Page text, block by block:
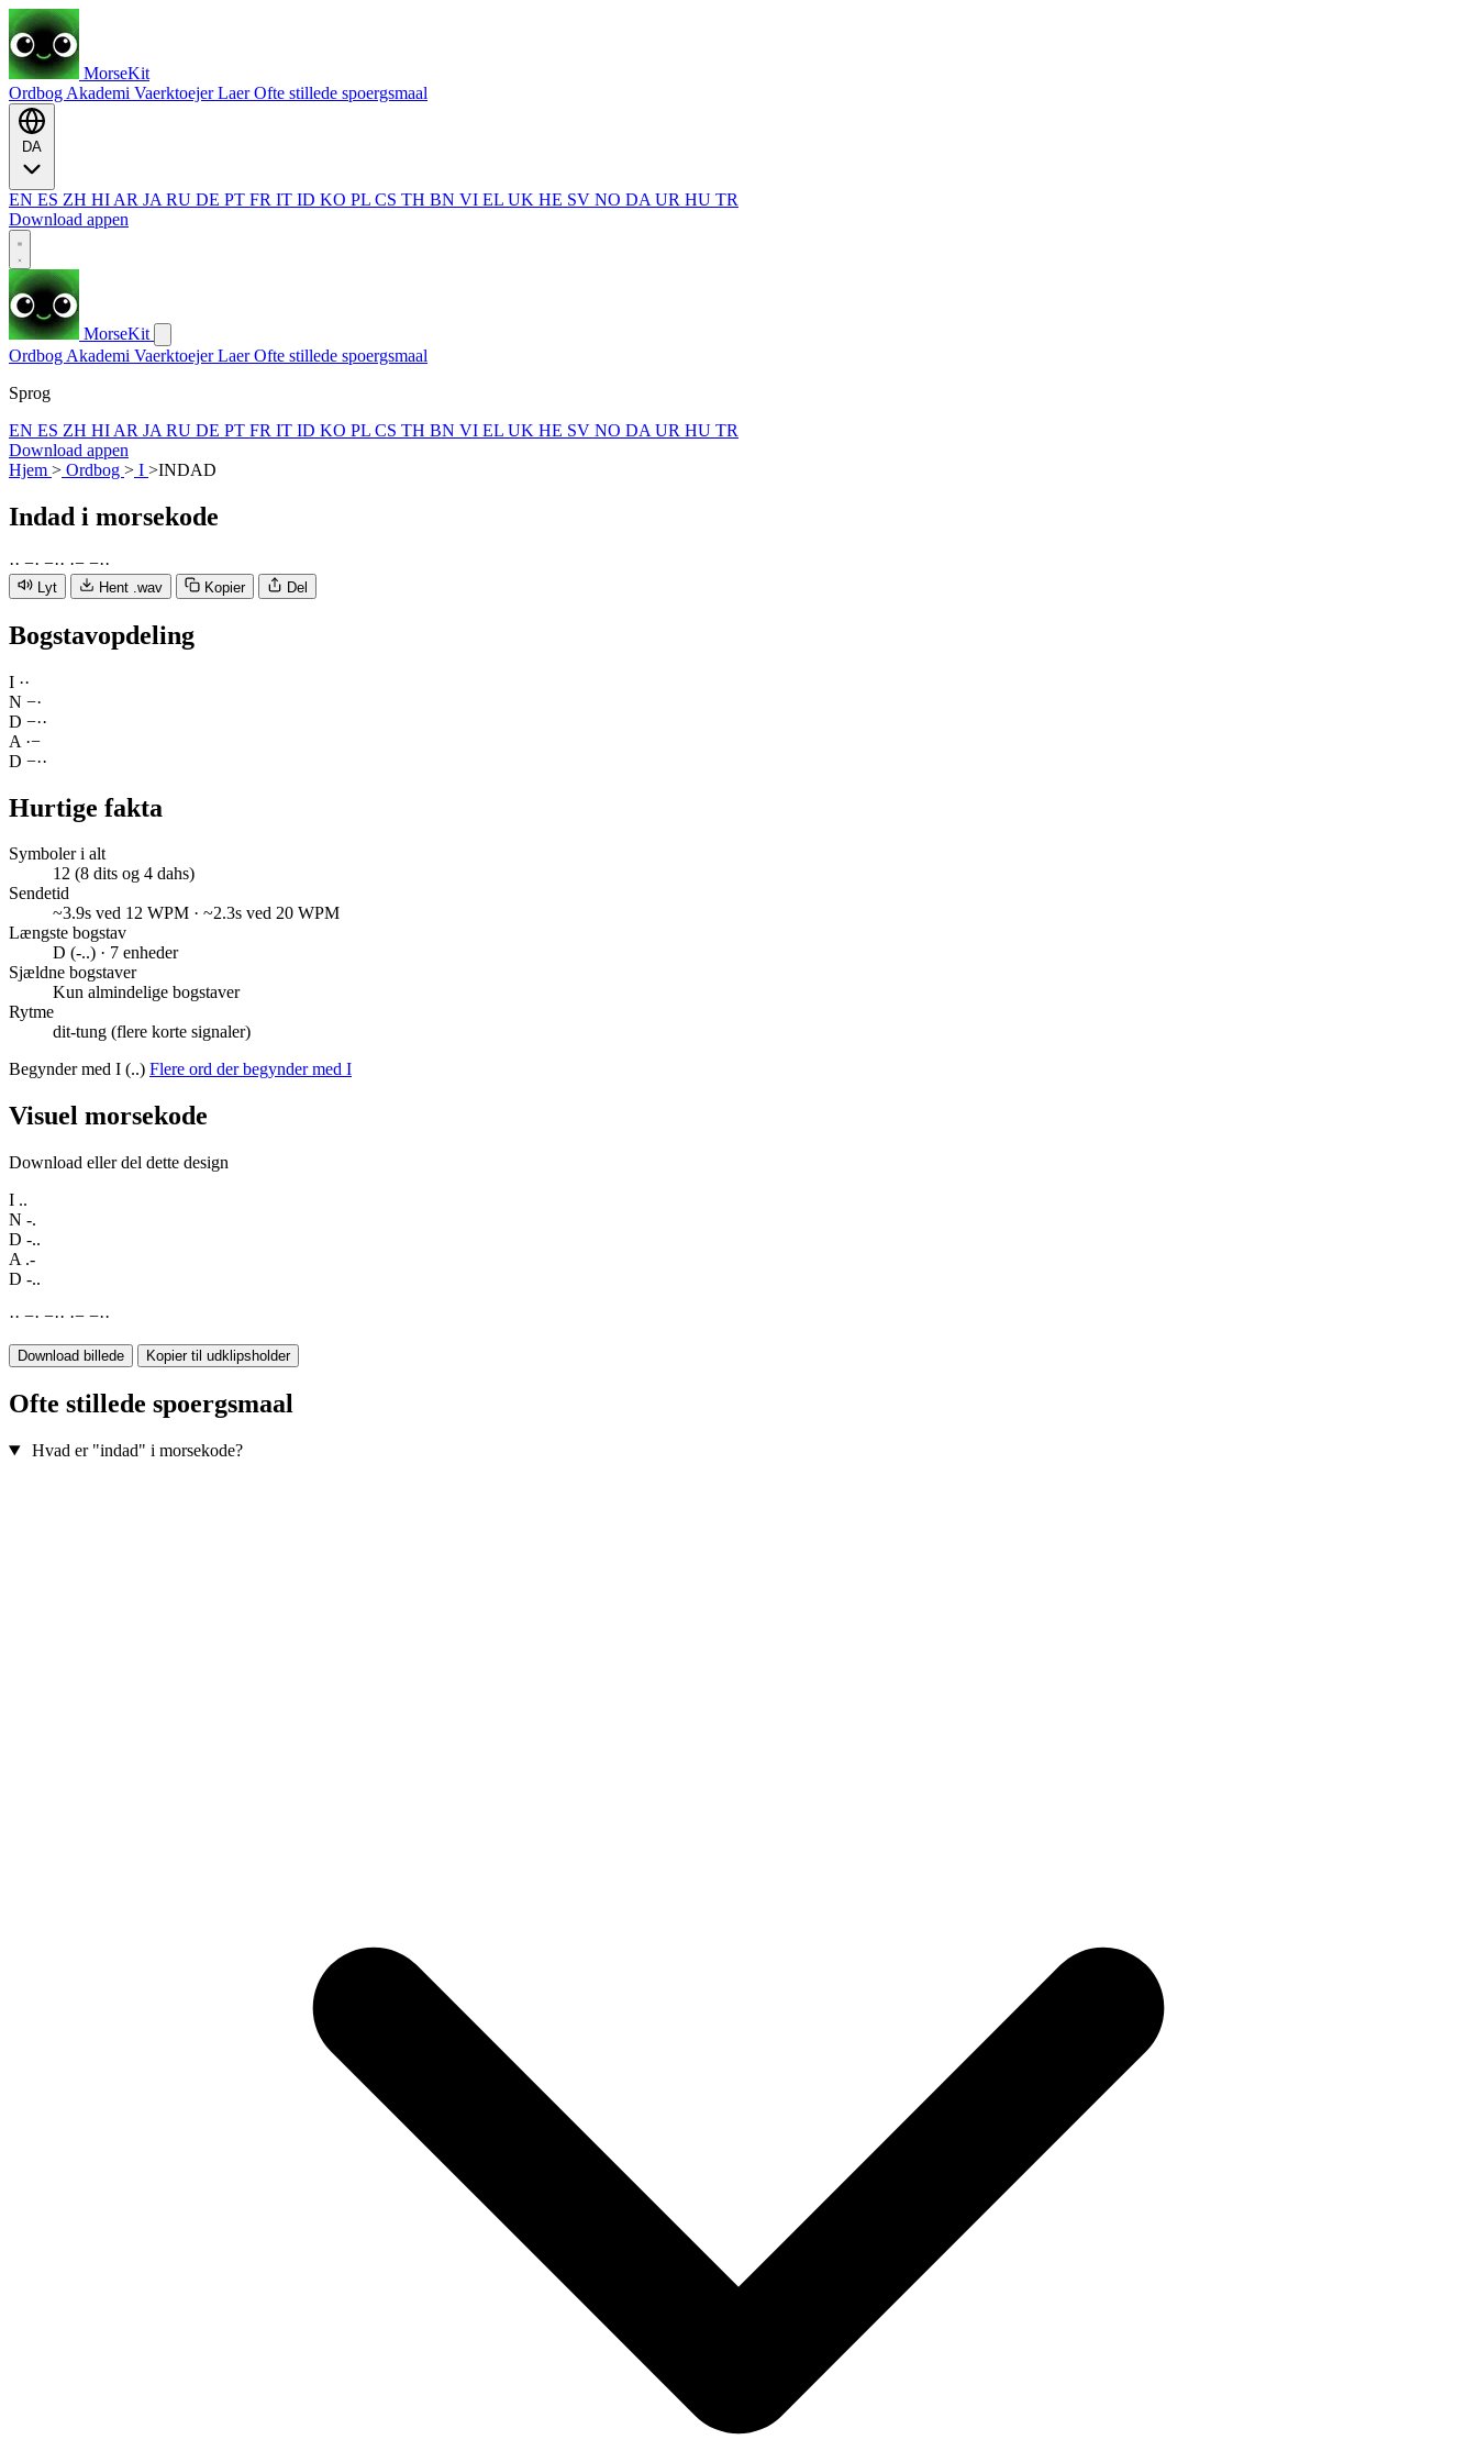
MorseKit
Ordbog Akademi VaerktoejerLaerOfte stillede spoergsmaal
EN ES ZH HI AR JA RU DE PT FR IT ID KO PL CS TH BN VI EL UK HE SV NO DA UR HU TR
Download appen
MorseKit
Ordbog Akademi VaerktoejerLaerOfte stillede spoergsmaal
Sprog
EN ES ZH HI AR JA RU DE PT FR IT ID KO PL CS TH BN VI EL UK HE SV NO DA UR HU TR
Download appen
Hjem > Ordbog > I >INDAD
Indad i morsekode
·· −· −·· ·− −··
Lyt Hent .wav Kopier Del
Bogstavopdeling
I ··
N −·
D −··
A ·−
D −··
Hurtige fakta
Symboler i alt
12 (8 dits og 4 dahs)
Sendetid
~3.9s ved 12 WPM · ~2.3s ved 20 WPM
Længste bogstav
D (-..) · 7 enheder
Sjældne bogstaver
Kun almindelige bogstaver
Rytme
dit-tung (flere korte signaler)
Begynder med I (..) Flere ord der begynder med I
Visuel morsekode
Download eller del dette design
I ..
N -.
D -..
A .-
D -..
·· −· −·· ·− −··
Download billede Kopier til udklipsholder
Ofte stillede spoergsmaal
Hvad er "indad" i morsekode?